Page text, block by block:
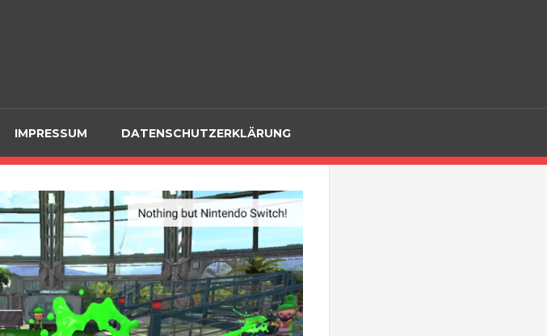
IMPRESSUM DATENSCHUTZERKLÄRUNG